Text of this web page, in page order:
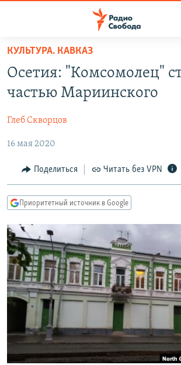
упрощенного
доступа
основному
Вернутся
главной
навигации
Вернутся
поиску
ПРОГРАММЫ
АВТОРСКИЕ ПРОЕКТЫ
ЦИТАТЫ СВОБОДЫ
МНЕНИЯ
КУЛЬТУРА
IDEL.РЕАЛИИ
КАВКАЗ.РЕАЛИИ
СЕВЕР.РЕАЛИИ
СИБИРЬ.РЕАЛИИ
РАСПИСАНИЕ ВЕЩАНИЯ
ПОДПИШИТЕСЬ НА РАССЫЛКУ
СОЦИАЛЬНЫЕ СЕТИ
КУЛЬТУРА. КАВКАЗ
Осетия: "Комсомолец"
частью Мариинского
Глеб Скворцов
16 мая 2020
Поделиться Читать без VPN
Приоритетный источник в Google